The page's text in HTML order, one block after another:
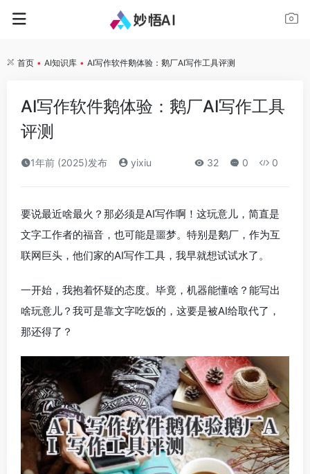
首页 • AI知识库 • AI写作软件鹅体验：鹅厂AI写作工具评测
AI写作软件鹅体验：鹅厂AI写作工具
评测
1年前 (2025)发布 yixiu 32 0 0
要说最近啥最火？那必须是AI写作啊！这玩意儿，简直是
文字工作者的福音，也可能是噩梦。特别是鹅厂，作为互
联网巨头，他们家的AI写作工具，我早就想试试水了。
一开始，我抱着怀疑的态度。毕竟，机器能懂啥？能写出
啥玩意儿？我可是靠文字吃饭的，这要是被AI给取代了，
那还得了？